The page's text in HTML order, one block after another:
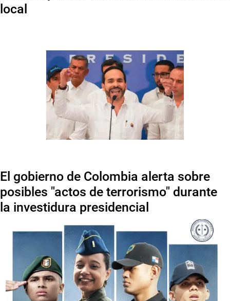
local
El gobierno de Colombia alerta sobre
posibles "actos de terrorismo" durante
la investidura presidencial